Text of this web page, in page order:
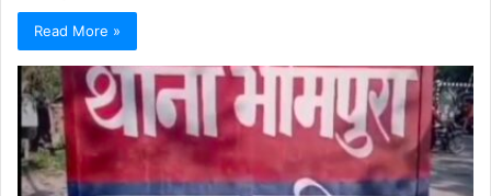
Read More »